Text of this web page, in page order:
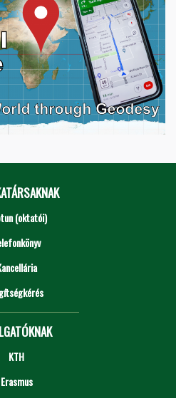
(oktatói)
KTH
Erasmus